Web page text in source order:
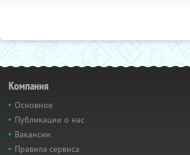
Компания
Основное
Публикации о нас
Вакансии
Правила сервиса